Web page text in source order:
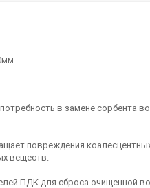
в замене сорбента
повреждения
веществ.
ПДК для сброса очищенной